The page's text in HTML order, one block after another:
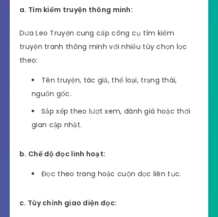
a. Tìm kiếm truyện thông minh:
Dưa Leo Truyện cung cấp công cụ tìm kiếm
truyện tranh thông minh với nhiều tùy chọn lọc
theo:
Tên truyện, tác giả, thể loại, trạng thái,
nguồn gốc.
Sắp xếp theo lượt xem, đánh giá hoặc thời
gian cập nhật.
b. Chế độ đọc linh hoạt:
Đọc theo trang hoặc cuộn dọc liên tục.
c. Tùy chỉnh giao diện đọc: